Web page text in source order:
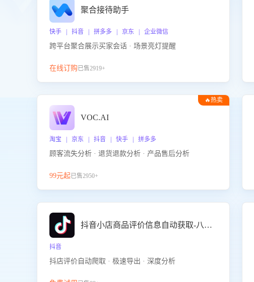
聚合接待助手
快手 | 抖音 | 拼多多 | 京东 | 企业微信
跨平台聚合展示买家会话 · 场景亮灯提醒
在线订购已售2919+
🔥热卖
VOC.AI
淘宝 | 京东 | 抖音 | 快手 | 拼多多
顾客流失分析 · 退货退款分析 · 产品售后分析
99元起已售2950+
抖音小店商品评价信息自动获取-八爪鱼
抖音
抖店评价自动爬取 · 极速导出 · 深度分析